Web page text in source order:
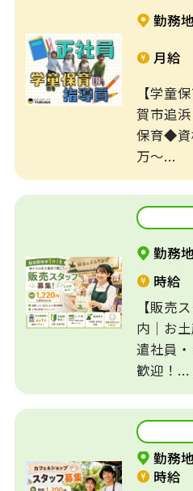
勤務地
月給
【学童
賀市追
保育◆
万～...
勤務地
時給
【販売
内｜お
遣社員
歓迎！...
勤務地
時給